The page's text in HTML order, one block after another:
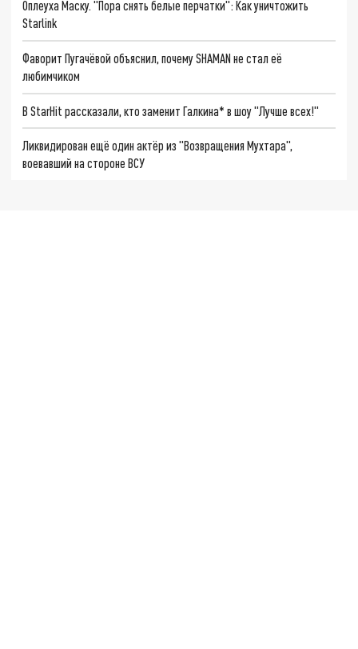
Оплеуха Маску. "Пора снять белые перчатки": Как уничтожить
Starlink
Фаворит Пугачёвой объяснил, почему SHAMAN не стал её
любимчиком
В StarHit рассказали, кто заменит Галкина* в шоу "Лучше всех!"
Ликвидирован ещё один актёр из "Возвращения Мухтара",
воевавший на стороне ВСУ